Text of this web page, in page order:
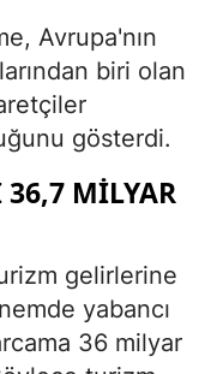
Avrupa'nın
biri olan
gösterdi.
36,7 MILYAR
gelirlerine
yabancı
36 milyar